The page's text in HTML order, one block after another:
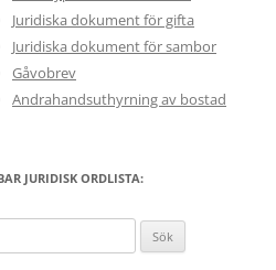
Juridiska dokument för gifta
Juridiska dokument för sambor
Gåvobrev
Andrahandsuthyrning av bostad
JURIDISK ORDLISTA: